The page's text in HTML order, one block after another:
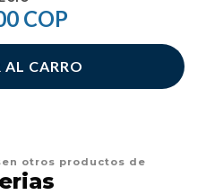
COP
AL CARRO
otros productos de